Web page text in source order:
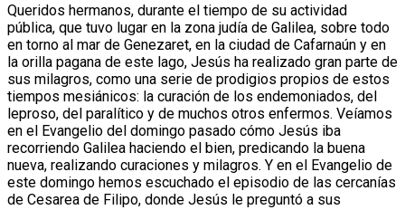
Queridos hermanos, durante el tiempo de su actividad
pública, que tuvo lugar en la zona judía de Galilea, sobre todo
en torno al mar de Genezaret, en la ciudad de Cafarnaún y en
la orilla pagana de este lago, Jesús ha realizado gran parte de
sus milagros, como una serie de prodigios propios de estos
tiempos mesiánicos: la curación de los endemoniados, del
leproso, del paralítico y de muchos otros enfermos. Veíamos
en el Evangelio del domingo pasado cómo Jesús iba
recorriendo Galilea haciendo el bien, predicando la buena
nueva, realizando curaciones y milagros. Y en el Evangelio de
este domingo hemos escuchado el episodio de las cercanías
de Cesarea de Filipo, donde Jesús le preguntó a sus